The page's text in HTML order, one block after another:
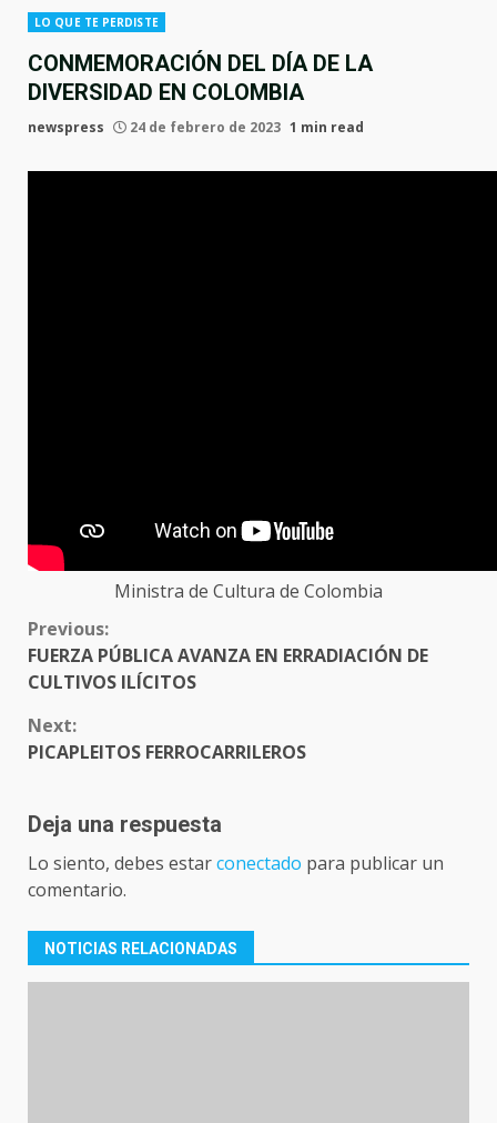
LO QUE TE PERDISTE
CONMEMORACIÓN DEL DÍA DE LA
DIVERSIDAD EN COLOMBIA
newspress 24 de febrero de 2023 1 min read
Ministra de Cultura de Colombia
CONTINUE
READING
Previous:
FUERZA PÚBLICA AVANZA EN ERRADIACIÓN DE
CULTIVOS ILÍCITOS
Next:
PICAPLEITOS FERROCARRILEROS
Deja una respuesta
Lo siento, debes estarconectado para publicar un
comentario.
NOTICIAS RELACIONADAS